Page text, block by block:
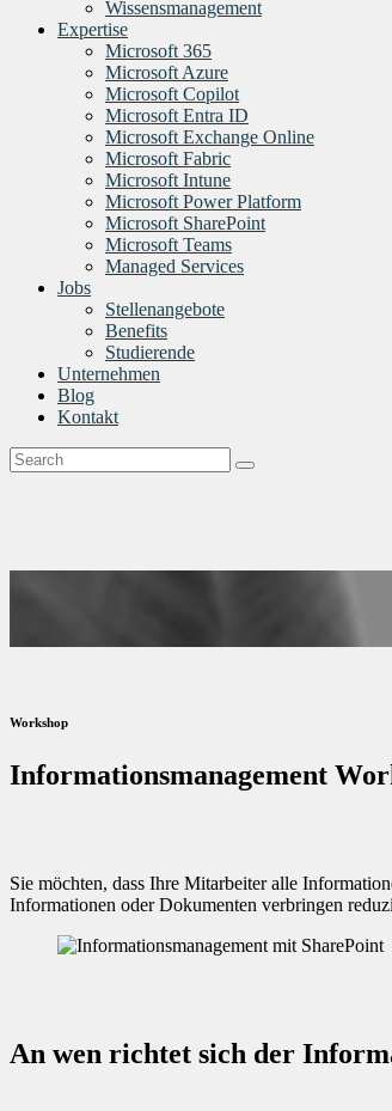
Wissensmanagement
Expertise
Microsoft 365
Microsoft Azure
Microsoft Copilot
Microsoft Entra ID
Microsoft Exchange Online
Microsoft Fabric
Microsoft Intune
Microsoft Power Platform
Microsoft SharePoint
Microsoft Teams
Managed Services
Jobs
Stellenangebote
Benefits
Studierende
Unternehmen
Blog
Kontakt
Workshop
Informationsmanagement
Sie möchten, dass Ihre Mitarbeiter alle
Informationen oder Dokumenten verbringen
An wen richtet sich der